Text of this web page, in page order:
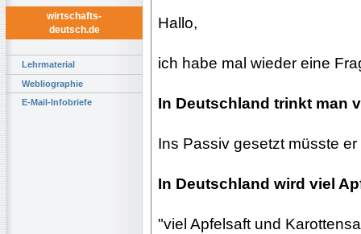
wirtschafts-
deutsch.de
Lehrmaterial
Webliographie
E-Mail-Infobriefe
Hallo,
ich habe mal wieder eine
In Deutschland trinkt man
Ins Passiv gesetzt müsste
In Deutschland wird viel
"viel Apfelsaft und